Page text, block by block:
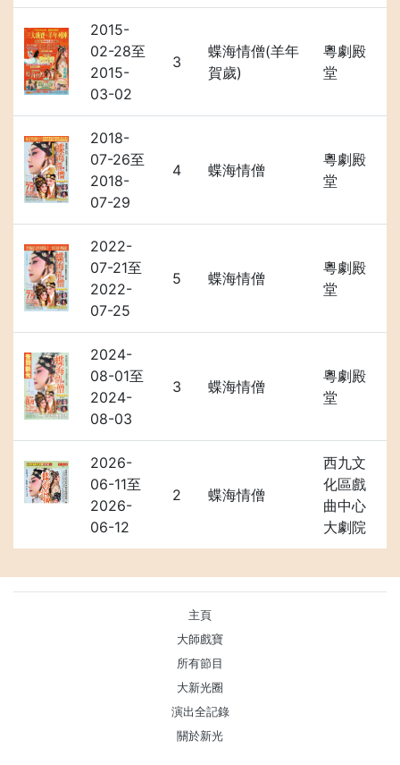
2015-
02-28至
2015-
03-02
3
蝶海情僧(羊年
賀歲)
粵劇殿
堂
2018-
07-26至
2018-
07-29
4 蝶海情僧
粵劇殿
堂
2022-
07-21至
2022-
07-25
5 蝶海情僧
粵劇殿
堂
2024-
08-01至
2024-
08-03
3 蝶海情僧
粵劇殿
堂
2026-
06-11至
2026-
06-12
2 蝶海情僧
西九文
化區戲
曲中心
大劇院
主頁
大師戲寶
所有節目
大新光圈
演出全記錄
關於新光